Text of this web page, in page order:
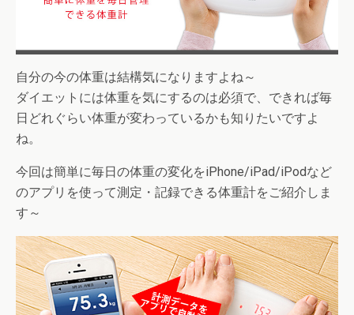
自分の今の体重は結構気になりますよね～
ダイエットには体重を気にするのは必須で、できれば毎
日どれぐらい体重が変わっているかも知りたいですよ
ね。
今回は簡単に毎日の体重の変化をiPhone/iPad/iPodなど
のアプリを使って測定・記録できる体重計をご紹介しま
す～